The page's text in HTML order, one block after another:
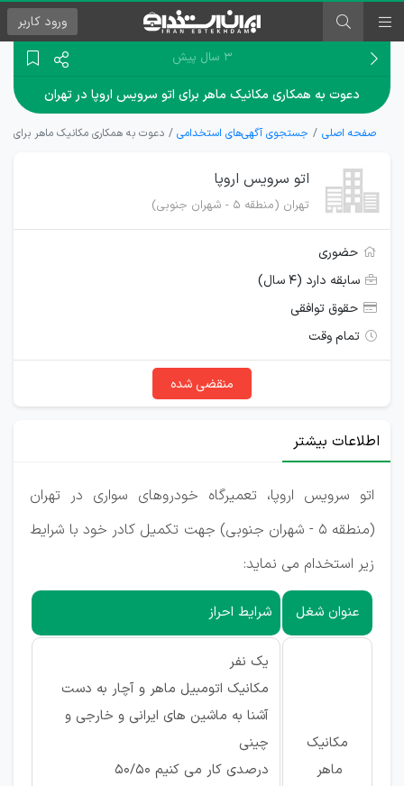
ورود کاربر
۳ سال پیش
دعوت به همکاری مکانیک ماهر برای اتو سرویس اروپا در تهران
صفحه اصلی جستجوی آگهی‌های استخدامی دعوت به همکاری مکانیک ماهر برای
اتو سرویس اروپا
تهران (منطقه 5 - شهران جنوبی)
حضوری
سابقه دارد (۴ سال)
حقوق توافقی
تمام وقت
منقضی شده
اطلاعات بیشتر
اتو سرویس اروپا، تعمیرگاه خودروهای سواری در تهران
(منطقه 5 - شهران جنوبی) جهت تکمیل کادر خود با شرایط
زیر استخدام می نماید:
عنوان شغل شرایط احراز
مکانیک
ماهر
یک نفر
مکانیک اتومبیل ماهر و آچار به دست
آشنا به ماشین های ایرانی و خارجی و
چینی
درصدی کار می کنیم 50/50